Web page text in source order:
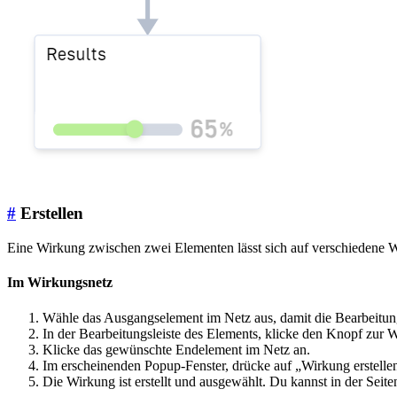
# Erstellen
Eine Wirkung zwischen zwei Elementen lässt sich auf verschiedene
Im Wirkungsnetz
Wähle das Ausgangselement im Netz aus, damit die
In der Bearbeitungsleiste des Elements, klicke den Knopf zur
Klicke das gewünschte Endelement im Netz an.
Im erscheinenden Popup-Fenster, drücke auf „Wirkung
Die Wirkung ist erstellt und ausgewählt. Du kannst in der